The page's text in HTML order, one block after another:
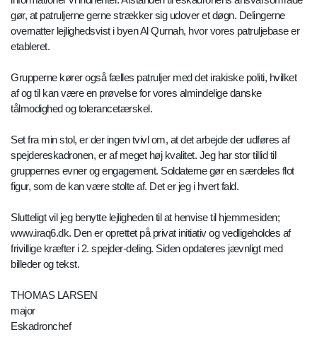
gør, at patruljerne gerne strækker sig udover et døgn. Delingerne
overnatter lejlighedsvist i byen Al Qurnah, hvor vores patruljebase er
etableret.
Grupperne kører også fælles patruljer med det irakiske politi, hvilket
af og til kan være en prøvelse for vores almindelige danske
tålmodighed og tolerancetærskel.
Set fra min stol, er der ingen tvivl om, at det arbejde der udføres af
spejdereskadronen, er af meget høj kvalitet. Jeg har stor tillid til
gruppernes evner og engagement. Soldaterne gør en særdeles flot
figur, som de kan være stolte af. Det er jeg i hvert fald.
Slutteligt vil jeg benytte lejligheden til at henvise til hjemmesiden;
www.iraq6.dk. Den er oprettet på privat initiativ og vedligeholdes af
frivillige kræfter i 2. spejder-deling. Siden opdateres jævnligt med
billeder og tekst.
THOMAS LARSEN
major
Eskadronchef